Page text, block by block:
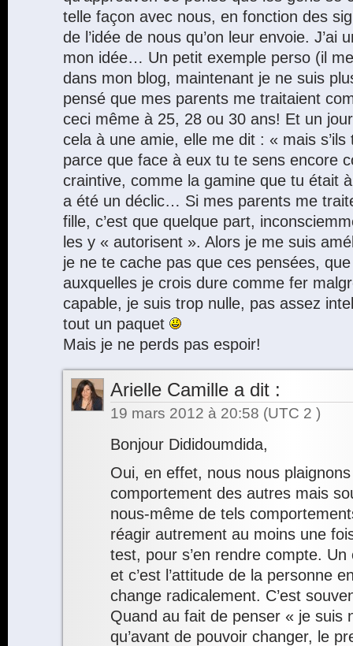
telle façon avec nous, en fonction des
de l’idée de nous qu’on leur envoie. J’ai
mon idée… Un petit exemple perso (il
dans mon blog, maintenant je ne suis
pensé que mes parents me traitaient
ceci même à 25, 28 ou 30 ans! Et un
cela à une amie, elle me dit : « mais s’ils
parce que face à eux tu te sens encore
craintive, comme la gamine que tu était
a été un déclic… Si mes parents me
fille, c’est que quelque part,
les y « autorisent ». Alors je me suis
je ne te cache pas que ces pensées,
auxquelles je crois dure comme fer
capable, je suis trop nulle, pas assez
tout un paquet
Mais je ne perds pas espoir!
Arielle Camille a dit :
19 mars 2012 à 20:58 (UTC 2 )
Bonjour Dididoumdida,
Oui, en effet, nous nous
comportement des autres mais
nous-même de tels
réagir autrement au moins une
test, pour s’en rendre compte. Un
et c’est l’attitude de la personne
change radicalement. C’est
Quand au fait de penser « je suis
qu’avant de pouvoir changer, le